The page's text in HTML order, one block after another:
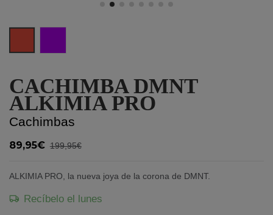
CACHIMBA DMNT
ALKIMIA PRO
Cachimbas
89,95€ 199,95€
ALKIMIA PRO, la nueva joya de la corona de DMNT.
Recíbelo el lunes